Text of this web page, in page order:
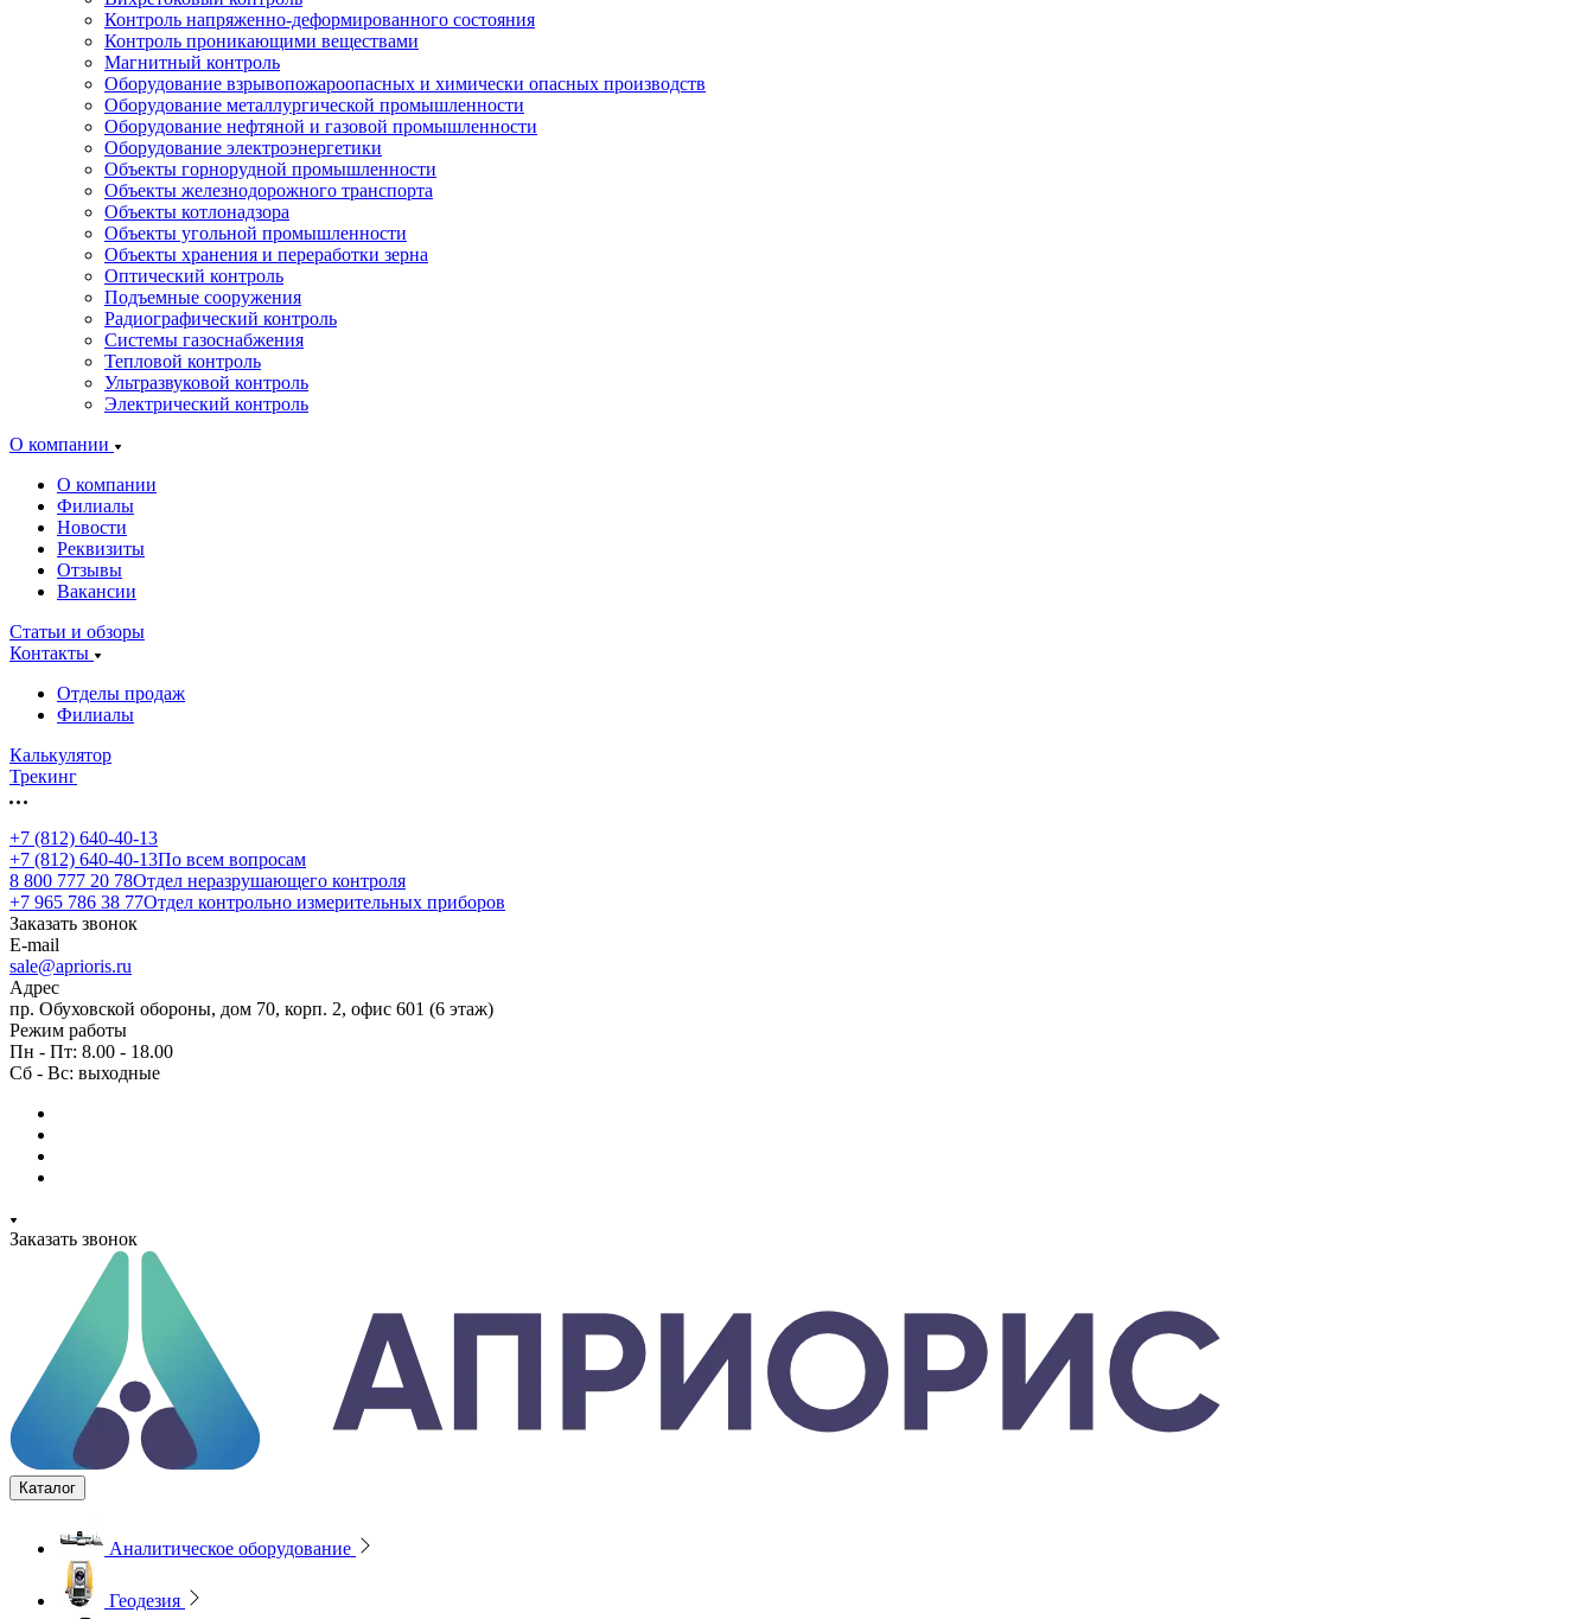
Контроль напряженно-деформированного состояния
Контроль проникающими веществами
Магнитный контроль
Оборудование взрывопожароопасных и химически опасных производств
Оборудование металлургической промышленности
Оборудование нефтяной и газовой промышленности
Оборудование электроэнергетики
Объекты горнорудной промышленности
Объекты железнодорожного транспорта
Объекты котлонадзора
Объекты угольной промышленности
Объекты хранения и переработки зерна
Оптический контроль
Подъемные сооружения
Радиографический контроль
Системы газоснабжения
Тепловой контроль
Ультразвуковой контроль
Электрический контроль
О компании
О компании
Филиалы
Новости
Реквизиты
Отзывы
Вакансии
Статьи и обзоры
Контакты
Отделы продаж
Филиалы
Калькулятор
Трекинг
+7 (812) 640-40-13
+7 (812) 640-40-13По всем вопросам
8 800 777 20 78Отдел неразрушающего контроля
+7 965 786 38 77Отдел контрольно измерительных приборов
Заказать звонок
E-mail
sale@aprioris.ru
Адрес
пр. Обуховской обороны, дом 70, корп. 2, офис 601 (6 этаж)
Режим работы
Пн - Пт: 8.00 - 18.00
Сб - Вс: выходные
Заказать звонок
Каталог
Аналитическое оборудование
Геодезия